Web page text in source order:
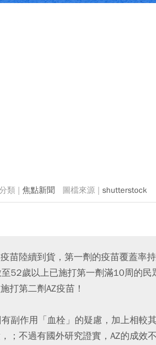
焦點新聞 shutterstock
苗陸續到貨，第一劑的疫苗覆蓋率
至52歲以上已施打第一劑滿10周的
打第二劑AZ疫苗！
副作用「血栓」的疑慮，加上相較
；不過有國外研究證實，AZ的成效不